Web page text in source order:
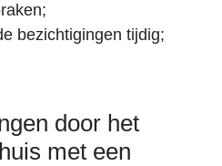
bezichtigingen tijdig;
door het
met een